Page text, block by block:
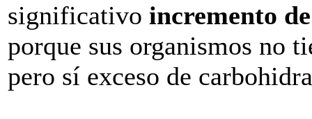
significativo incremento
porque sus organismos no
pero sí exceso de